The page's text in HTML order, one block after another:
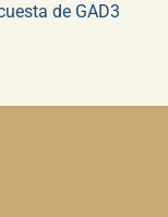
de GAD3